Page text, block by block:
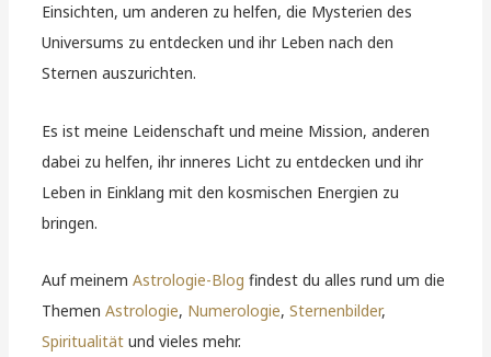
Einsichten, um anderen zu helfen, die Mysterien des
Universums zu entdecken und ihr Leben nach den
Sternen auszurichten.
Es ist meine Leidenschaft und meine Mission, anderen
dabei zu helfen, ihr inneres Licht zu entdecken und ihr
Leben in Einklang mit den kosmischen Energien zu
bringen.
Auf meinemAstrologie-Blog findest du alles rund um die
ThemenAstrologie, Numerologie,Sternenbilder,
Spiritualität und vieles mehr.